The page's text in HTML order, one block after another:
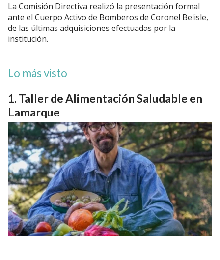
La Comisión Directiva realizó la presentación formal
ante el Cuerpo Activo de Bomberos de Coronel Belisle,
de las últimas adquisiciones efectuadas por la
institución.
Lo más visto
Taller de Alimentación Saludable en
Lamarque